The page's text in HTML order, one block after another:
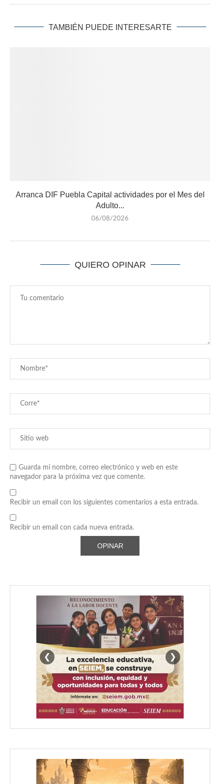
TAMBIÉN PUEDE INTERESARTE
Arranca DIF Puebla Capital actividades por el Mes del
Adulto...
06/08/2026
QUIERO OPINAR
Guarda mi nombre, correo electrónico y web en este
navegador para la próxima vez que comente.
Recibir un email con los siguientes comentarios a esta entrada.
Recibir un email con cada nueva entrada.
❮ ❯